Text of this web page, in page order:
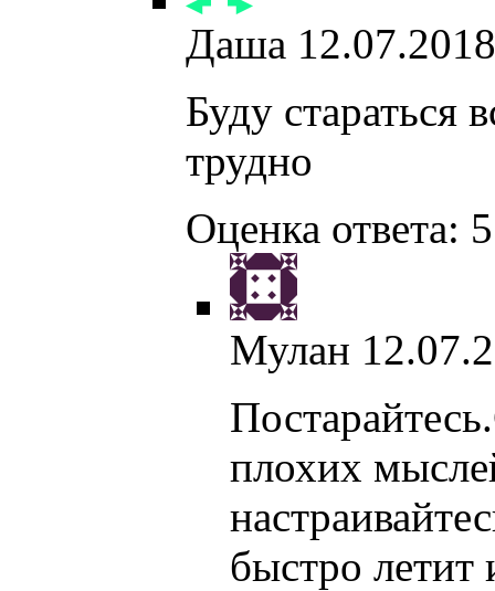
Даша
Буду стараться
трудно
Оценка ответа:
Мулан
плохих
быстро летит